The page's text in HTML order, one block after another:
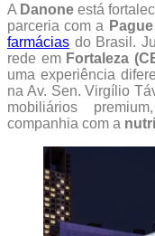
A Danone está
parceria com a
farmácias do Brasil.
rede em Fortaleza
uma experiência
na Av. Sen. Virgílio
mobiliários
companhia com a